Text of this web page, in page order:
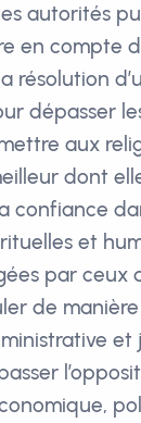
autorités
en compte
résolution
dépasser
aux
dont
confiance
et
par ceux
de
et